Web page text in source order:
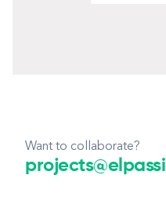
Want to collaborate?